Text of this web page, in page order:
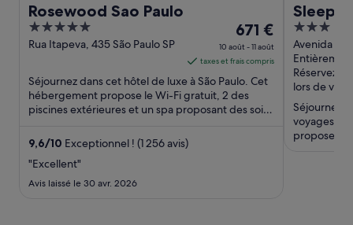
Rosewood Sao Paulo
5
out
5
Rua Itapeva, 435 São Paulo SP
Le
prix
est
de 671 €
par
nuit
671 €
10 août - 11 août
taxes et frais compris
Séjournez dans cet hôtel de luxe à São Paulo. Cet
hébergement propose le Wi-Fi gratuit, 2 des
piscines extérieures et un spa proposant des soins
9,6/10 Exceptionnel ! (1 256 avis)
"Excellent"
Avis laissé le 30 avr. 2026
Sleep
3
out
of
5
Avenida
Guarulhos
Réservez
lors de
Séjournez
voyages
propose le